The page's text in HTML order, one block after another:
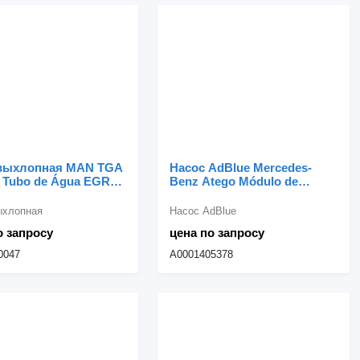
MAN TGA
Tubo de Água EGR
TGL, TGM, TGS,
запросу
Насос AdBlue Mercedes-
Benz Atego Módulo de
A0001405378 для грузовика
цена по запросу
Насос AdBlue
A0001405378